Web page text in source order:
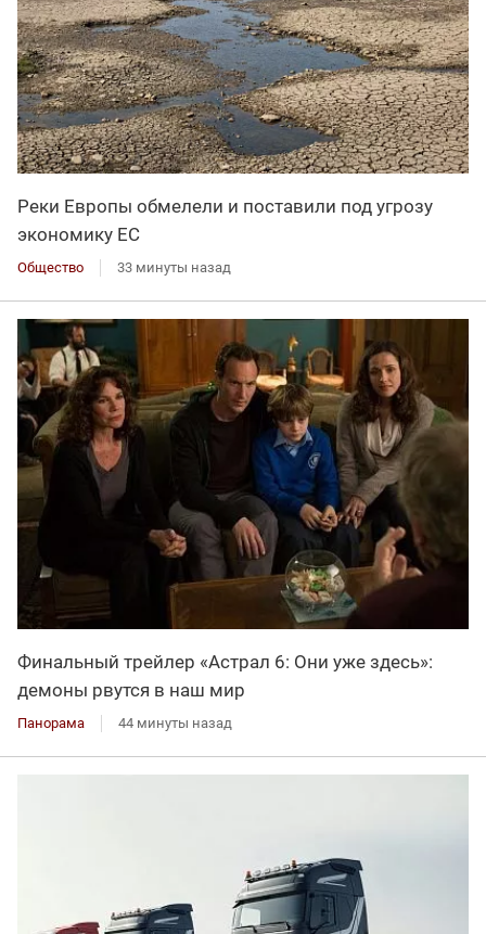
Реки Европы обмелели и поставили под угрозу
экономику ЕС
Общество 33 минуты назад
Финальный трейлер «Астрал 6: Они уже здесь»:
демоны рвутся в наш мир
Панорама 44 минуты назад